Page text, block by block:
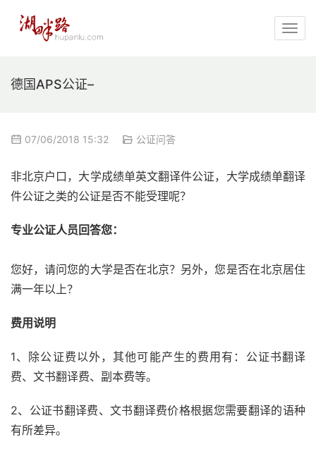
德国APS公证–
07/06/2018 15:32 公证问答
非北京户口，大学成绩单英文翻译件公证，大学成绩单翻译
件公证之类的公证是否不能受理呢？
专业公证人员回答您：
您好，请问您的大学是否在北京？另外，您是否在北京居住
满一年以上？
费用说明
1、除公证费以外，其他可能产生的费用有：公证书翻译
费、文书翻译费、副本费等。
2、公证书翻译费、文书翻译费价格根据您需要翻译的语种
有所差异。